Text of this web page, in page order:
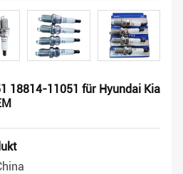
18814-11051 für Hyundai Kia